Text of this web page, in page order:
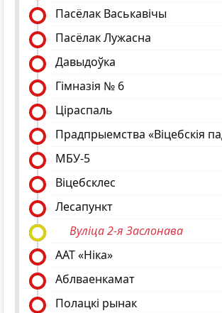
Пасёлак Васькавічы
Пaсёлaк Лужасна
Давыдоўка
Гімназія № 6
Ціраспаль
Прадпрыемства «Вiцебскiя
МБУ-5
Віцебсклес
Лесапункт
Вулiца 2-я Заслонава
ААТ «Ніка»
Аблваенкамат
Полацкі рынак